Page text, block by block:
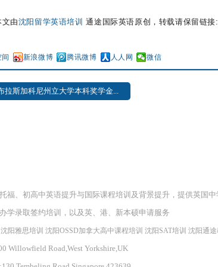
文由沈阳留学英语培训 通途国际英语原创，转载请保留链
新浪微博 腾讯微博 人人网 微信
拉斯加科尼州立大学本科奖学金...
福、初高中英语提升与国际课程培训及背景提升，提供英国
学录取签约培训，以及英、港、新本硕申请服务
沈阳雅思培训 沈阳OSSD加拿大高中课程培训 沈阳SAT培训 沈阳通
Willowfield Road,West Yorkshire,UK